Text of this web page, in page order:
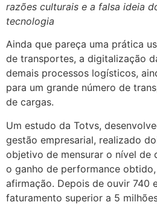
razões culturais e a falsa ideia
tecnologia
Ainda que pareça uma prática
de transportes, a digitalização
demais processos logísticos,
para um grande número de
de cargas.
Um estudo da Totvs,
gestão empresarial, realizado
objetivo de mensurar o nível de
o ganho de performance
afirmação. Depois de ouvir 740
faturamento superior a 5